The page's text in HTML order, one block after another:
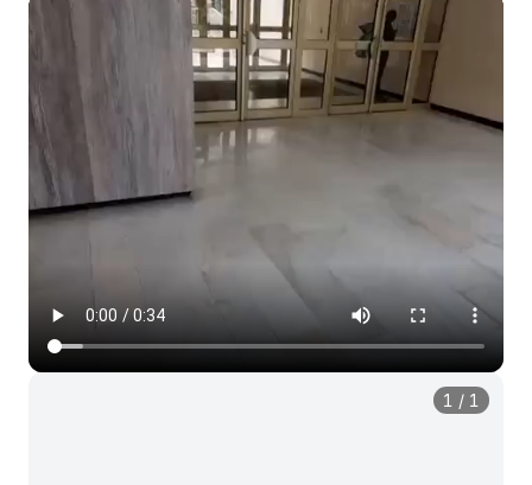
1 / 1